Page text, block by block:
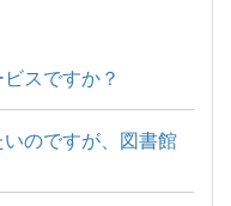
スですか？
のですが、図書館